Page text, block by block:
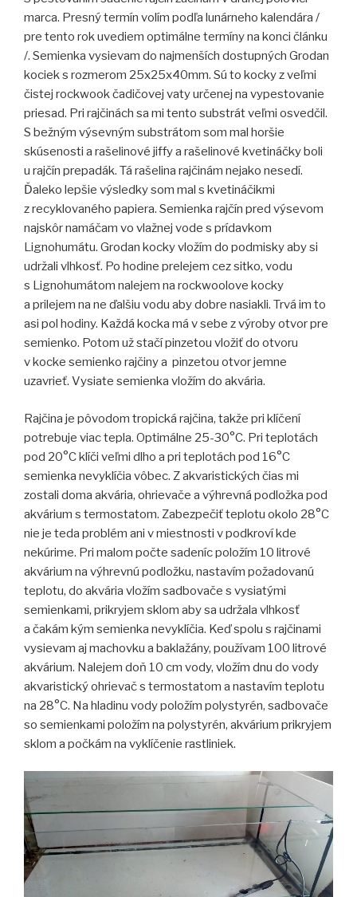
marca. Presný termín volím podľa lunárneho kalendára /
pre tento rok uvediem optimálne termíny na konci článku
/. Semienka vysievam do najmenších dostupných Grodan
kociek s rozmerom 25x25x40mm. Sú to kocky z veľmi
čistej rockwook čadičovej vaty určenej na vypestovanie
priesad. Pri rajčinách sa mi tento substrát veľmi osvedčil.
S bežným výsevným substrátom som mal horšie
skúsenosti a rašelinové jiffy a rašelinové kvetináčky boli
u rajčín prepadák. Tá rašelina rajčinám nejako nesedí.
Ďaleko lepšie výsledky som mal s kvetináčikmi
z recyklovaného papiera. Semienka rajčín pred výsevom
najskôr namáčam vo vlažnej vode s prídavkom
Lignohumátu. Grodan kocky vložím do podmisky aby si
udržali vlhkosť. Po hodine prelejem cez sitko, vodu
s Lignohumátom nalejem na rockwoolove kocky
a prilejem na ne ďalšiu vodu aby dobre nasiakli. Trvá im to
asi pol hodiny. Každá kocka má v sebe z výroby otvor pre
semienko. Potom už stačí pinzetou vložiť do otvoru
v kocke semienko rajčiny a pinzetou otvor jemne
uzavrieť. Vysiate semienka vložím do akvária.
Rajčina je pôvodom tropická rajčina, takže pri klíčení
potrebuje viac tepla. Optimálne 25-30°C. Pri teplotách
pod 20°C klíči veľmi dlho a pri teplotách pod 16°C
semienka nevyklíčia vôbec. Z akvaristických čias mi
zostali doma akvária, ohrievače a výhrevná podložka pod
akvárium s termostatom. Zabezpečiť teplotu okolo 28°C
nie je teda problém ani v miestnosti v podkroví kde
nekúrime. Pri malom počte sadeníc položím 10 litrové
akvárium na výhrevnú podložku, nastavím požadovanú
teplotu, do akvária vložím sadbovače s vysiatými
semienkami, prikryjem sklom aby sa udržala vlhkosť
a čakám kým semienka nevyklíčia. Keď spolu s rajčinami
vysievam aj machovku a baklažány, používam 100 litrové
akvárium. Nalejem doň 10 cm vody, vložím dnu do vody
akvaristický ohrievač s termostatom a nastavím teplotu
na 28°C. Na hladinu vody položím polystyrén, sadbovače
so semienkami položím na polystyrén, akvárium prikryjem
sklom a počkám na vyklíčenie rastliniek.